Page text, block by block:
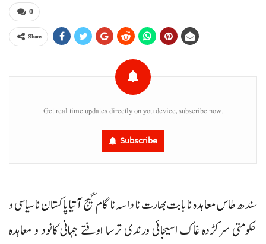
0
Share
Get real time updates directly on you device, subscribe now.
Subscribe
سندھ طاس معاہدہ نا بابت بھارت نا داسہ نا گام گیج آتیا پاکستان نا سیاسی و
حکومتی سرکڑدہ غاک اسیجائی ورندی ترسا اوفتے جہانی کانود و معاہدہ